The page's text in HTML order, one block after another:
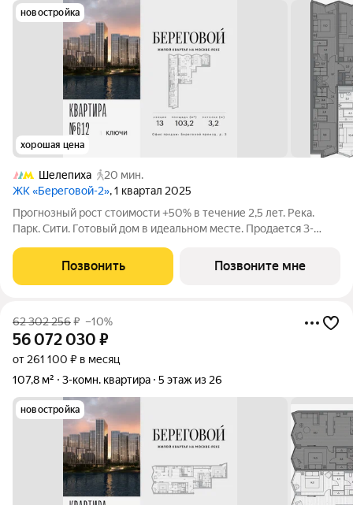
новостройка
хорошая цена
Шелепиха
20 мин.
ЖК «Береговой-2», 1 квартал 2025
Прогнозный рост стоимости +50% в течение 2,5 лет. Река.
Парк. Сити. Готовый дом в идеальном месте. Продается 3-
и видом на школу. Береговой - квартал-курорт в центре
столицы. Пешеходная
Позвонить Позвоните мне
62 302 256₽ –10%
56 072 030 ₽
от 261 100 ₽ в месяц
107,8 м²
3-комн. квартира 5 этаж из 26
новостройка